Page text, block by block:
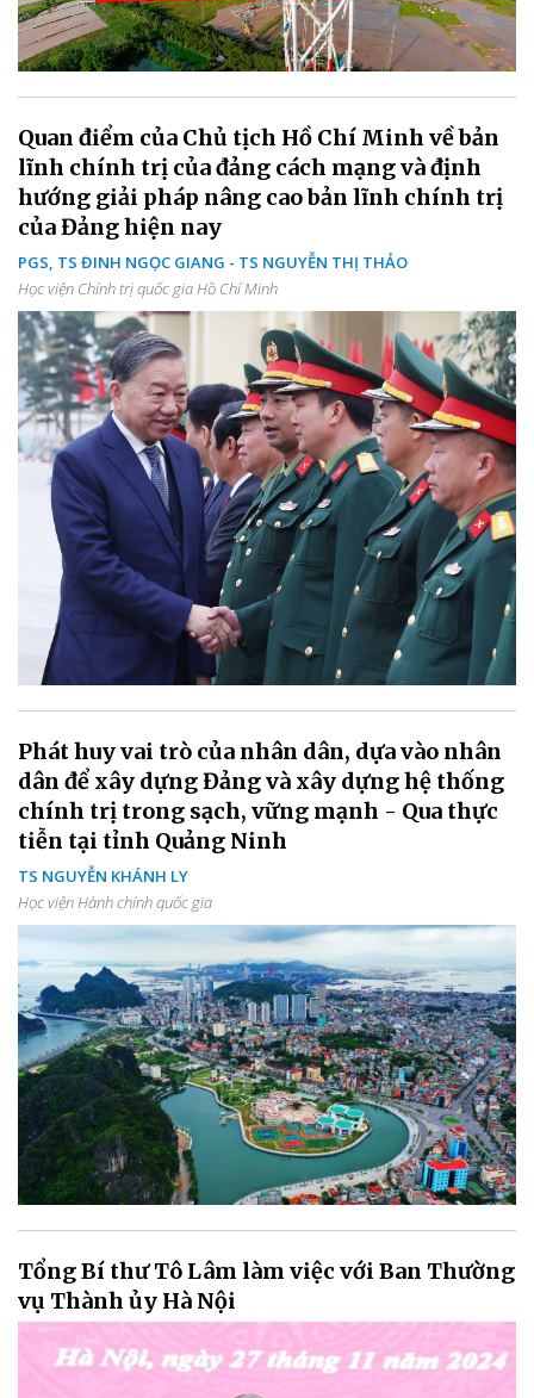
Quan điểm của Chủ tịch Hồ Chí Minh về bản
lĩnh chính trị của đảng cách mạng và định
hướng giải pháp nâng cao bản lĩnh chính trị
của Đảng hiện nay
PGS, TS ĐINH NGỌC GIANG - TS NGUYỄN THỊ THẢO
Học viện Chính trị quốc gia Hồ Chí Minh
Phát huy vai trò của nhân dân, dựa vào nhân
dân để xây dựng Đảng và xây dựng hệ thống
chính trị trong sạch, vững mạnh - Qua thực
tiễn tại tỉnh Quảng Ninh
TS NGUYỄN KHÁNH LY
Học viện Hành chính quốc gia
Tổng Bí thư Tô Lâm làm việc với Ban Thường
vụ Thành ủy Hà Nội